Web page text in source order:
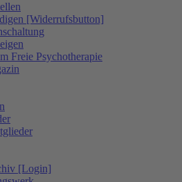
[Widerrufsbutton]
Freie Psychotherapie
[Login]